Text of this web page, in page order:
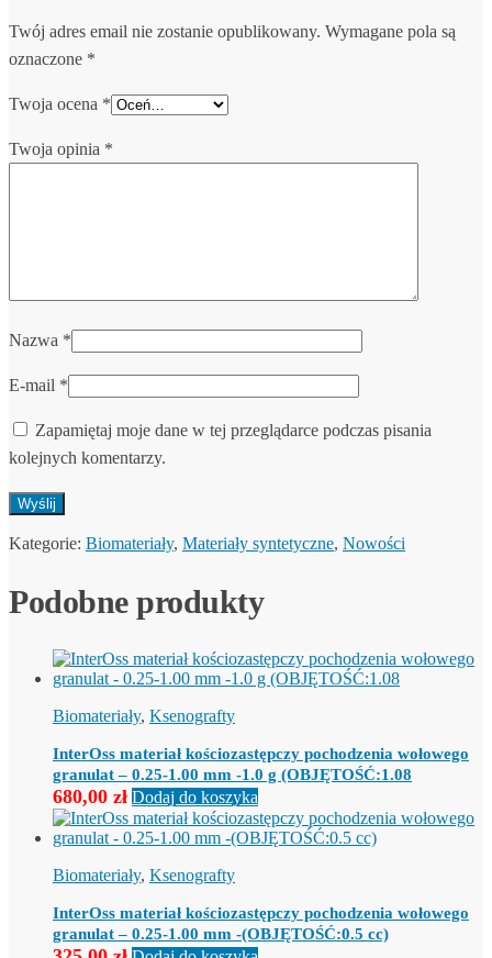
Twój adres email nie zostanie opublikowany. Wymagane pola są
oznaczone *
Twoja ocena *
Twoja opinia *
Nazwa *
E-mail *
Zapamiętaj moje dane w tej przeglądarce podczas pisania
kolejnych komentarzy.
Kategorie: Biomateriały, Materiały syntetyczne, Nowości
Podobne produkty
Biomateriały, Ksenografty
InterOss materiał kościozastępczy pochodzenia wołowego
granulat – 0.25-1.00 mm -1.0 g (OBJĘTOŚĆ:1.08
680,00 zł Dodaj do koszyka
Biomateriały, Ksenografty
InterOss materiał kościozastępczy pochodzenia wołowego
granulat – 0.25-1.00 mm -(OBJĘTOŚĆ:0.5 cc)